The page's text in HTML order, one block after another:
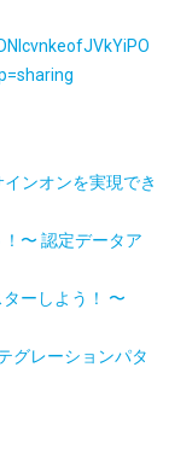
ンオンを実現でき
〜 認定データア
ーしよう！ 〜
グレーションパタ